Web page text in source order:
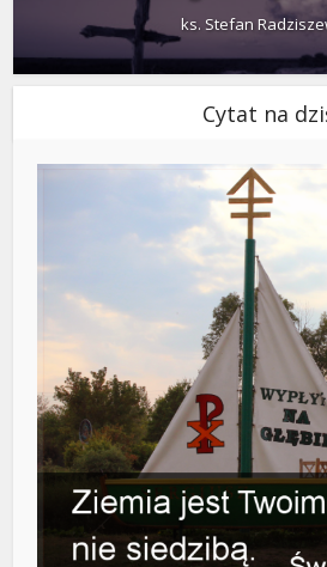
ks. Stefan
Cytat na